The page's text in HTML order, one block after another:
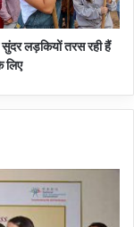
सुंदर लड़कियों तरस रही हैं
लिए